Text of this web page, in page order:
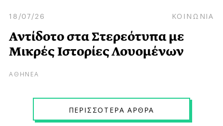
18/07/26 ΚΟΙΝΩΝΙΑ
Αντίδοτο στα Στερεότυπα με
Μικρές Ιστορίες Λουομένων
ΑΘΗΝΕΑ
ΠΕPΙΣΣΟΤΕPΑ ΑPΘPΑ